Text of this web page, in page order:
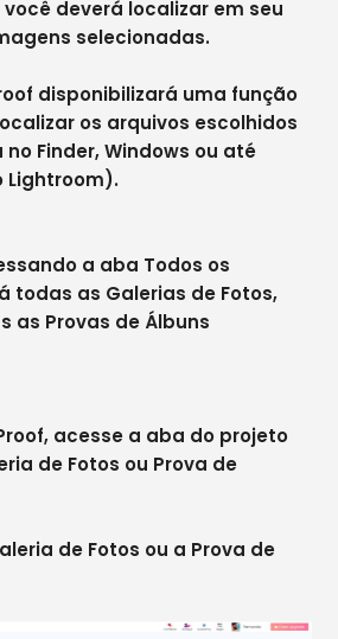
deverá localizar em seu
selecionadas.
disponibilizará uma função
os arquivos escolhidos
Finder, Windows ou até
Lightroom).
a aba Todos os
todas as Galerias de Fotos,
as Provas de Álbuns
acesse a aba do projeto
de Fotos ou Prova de
de Fotos ou a Prova de